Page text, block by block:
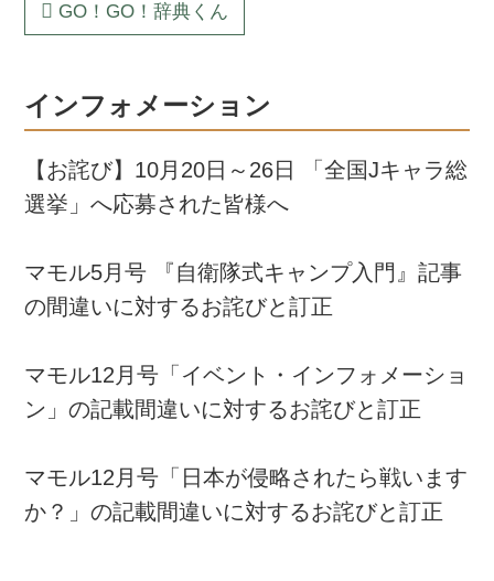
GO！GO！辞典くん
インフォメーション
【お詫び】10月20日～26日 「全国Jキャラ総
選挙」へ応募された皆様へ
マモル5月号 『自衛隊式キャンプ入門』記事
の間違いに対するお詫びと訂正
マモル12月号「イベント・インフォメーショ
ン」の記載間違いに対するお詫びと訂正
マモル12月号「日本が侵略されたら戦います
か？」の記載間違いに対するお詫びと訂正